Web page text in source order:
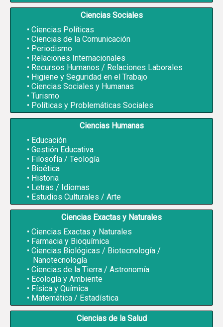
Ciencias Sociales
Ciencias Políticas
Ciencias de la Comunicación
Periodismo
Relaciones Internacionales
Recursos Humanos / Relaciones Laborales
Higiene y Seguridad en el Trabajo
Ciencias Sociales y Humanas
Turismo
Políticas y Problemáticas Sociales
Ciencias Humanas
Educación
Gestión Educativa
Filosofía / Teología
Bioética
Historia
Letras / Idiomas
Estudios Culturales / Arte
Ciencias Exactas y Naturales
Ciencias Exactas y Naturales
Farmacia y Bioquímica
Ciencias Biológicas / Biotecnología /
Nanotecnología
Ciencias de la Tierra / Astronomía
Ecología y Ambiente
Física y Química
Matemática / Estadística
Ciencias de la Salud